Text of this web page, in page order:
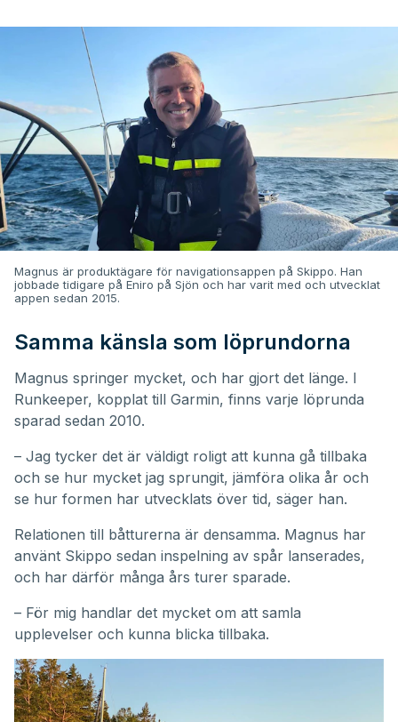
Magnus är produktägare för navigationsappen på Skippo. Han
jobbade tidigare på Eniro på Sjön och har varit med och utvecklat
appen sedan 2015.
Samma känsla som löprundorna
Magnus springer mycket, och har gjort det länge. I
Runkeeper, kopplat till Garmin, finns varje löprunda
sparad sedan 2010.
– Jag tycker det är väldigt roligt att kunna gå tillbaka
och se hur mycket jag sprungit, jämföra olika år och
se hur formen har utvecklats över tid, säger han.
Relationen till båtturerna är densamma. Magnus har
använt Skippo sedan inspelning av spår lanserades,
och har därför många års turer sparade.
– För mig handlar det mycket om att samla
upplevelser och kunna blicka tillbaka.